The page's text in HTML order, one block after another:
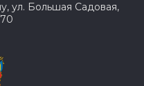
ул. Большая Садовая,